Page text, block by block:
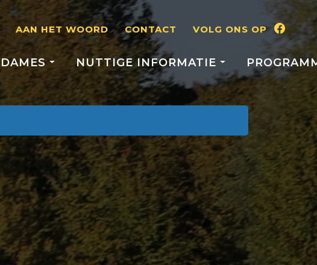
AAN HET WOORD CONTACT VOLG ONS OP
DAMES NUTTIGE INFORMATIE